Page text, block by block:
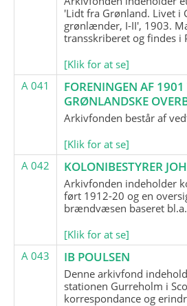
'Lidt fra Grønland. Livet i
grønlænder, I-II', 1903.
transskriberet og findes i
[Klik for at se]
A 041
FORENINGEN AF
GRØNLANDSKE
Arkivfonden består af
[Klik for at se]
A 042
KOLONIBESTYRER
Arkivfonden indeholder
ført 1912-20 og en
brændvæsen baseret
[Klik for at se]
A 043
IB POULSEN
Denne arkivfond
stationen Gurreholm i
korrespondance og